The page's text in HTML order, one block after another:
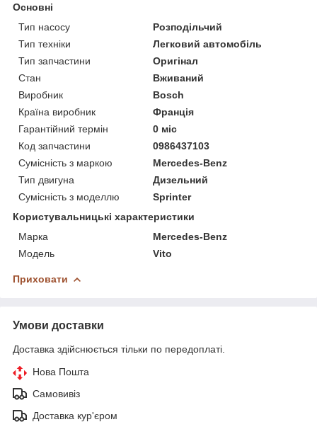
Основні
Тип насосу
Розподільчий
Тип техніки
Легковий автомобіль
Тип запчастини
Оригінал
Стан
Вживаний
Виробник
Bosch
Країна виробник
Франція
Гарантійний термін
0 міс
Код запчастини
0986437103
Сумісність з маркою
Mercedes-Benz
Тип двигуна
Дизельний
Сумісність з моделлю
Sprinter
Користувальницькі характеристики
Марка
Mercedes-Benz
Модель
Vito
Приховати
Умови доставки
Доставка здійснюється тільки по передоплаті.
Нова Пошта
Самовивіз
Доставка кур'єром